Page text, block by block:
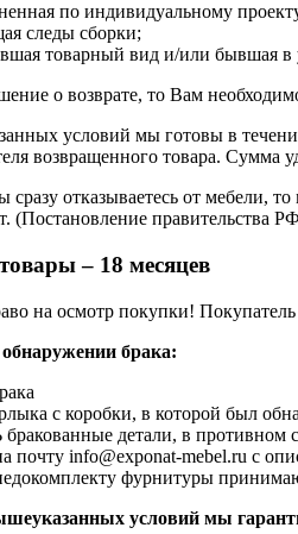
по индивидуальному
следы сборки;
товарный вид и/или бывшая в
о возврате, то Вам
условий мы готовы в
возвращенного товара. Сумма
отказываетесь от мебели,
(Постановление правительства
– 18 месяцев
на осмотр покупки!
брака:
с коробки, в которой был
детали, в противном
почту info@exponat-mebel.ru с
фурнитуры
условий мы